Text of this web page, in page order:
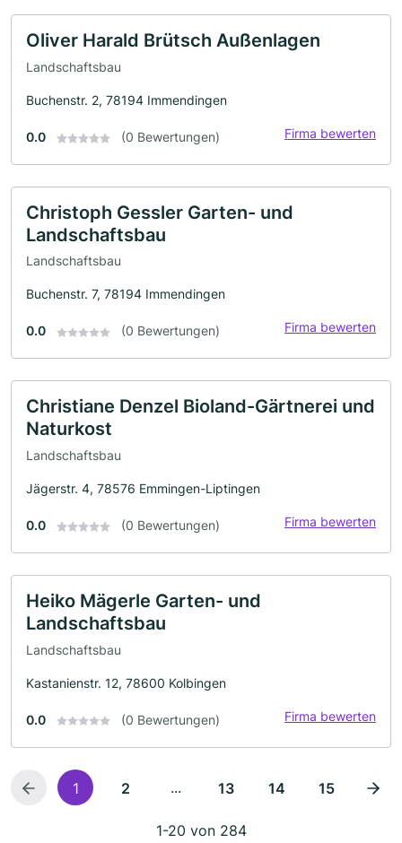
Oliver Harald Brütsch Außenlagen
Landschaftsbau
Buchenstr. 2, 78194 Immendingen
0.0 (0 Bewertungen) Firma bewerten
Christoph Gessler Garten- und
Landschaftsbau
Landschaftsbau
Buchenstr. 7, 78194 Immendingen
0.0 (0 Bewertungen) Firma bewerten
Christiane Denzel Bioland-Gärtnerei und
Naturkost
Landschaftsbau
Jägerstr. 4, 78576 Emmingen-Liptingen
0.0 (0 Bewertungen) Firma bewerten
Heiko Mägerle Garten- und
Landschaftsbau
Landschaftsbau
Kastanienstr. 12, 78600 Kolbingen
0.0 (0 Bewertungen) Firma bewerten
1 2 ... 13 14 15
1-20 von 284